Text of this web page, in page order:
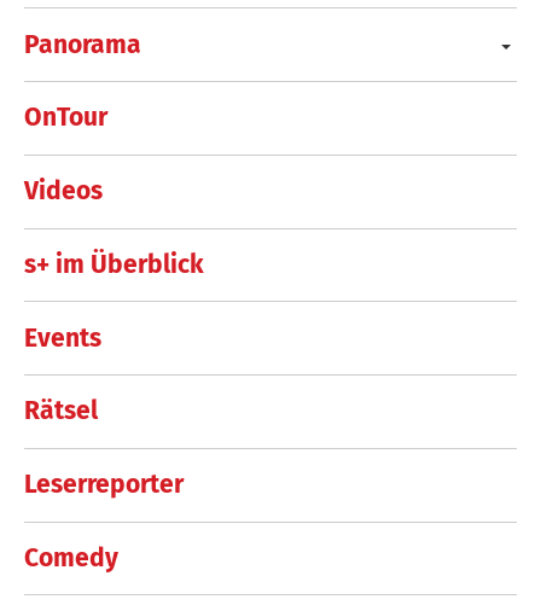
Panorama
OnTour
Videos
s+ im Überblick
Events
Rätsel
Leserreporter
Comedy